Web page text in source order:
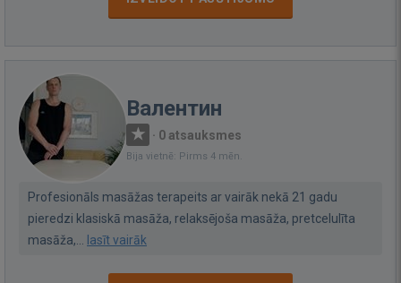
Валентин
· 0 atsauksmes
Bija vietnē: Pirms 4 mēn.
Profesionāls masāžas terapeits ar vairāk nekā 21 gadu
pieredzi klasiskā masāža, relaksējoša masāža, pretcelulīta
masāža,... lasīt vairāk